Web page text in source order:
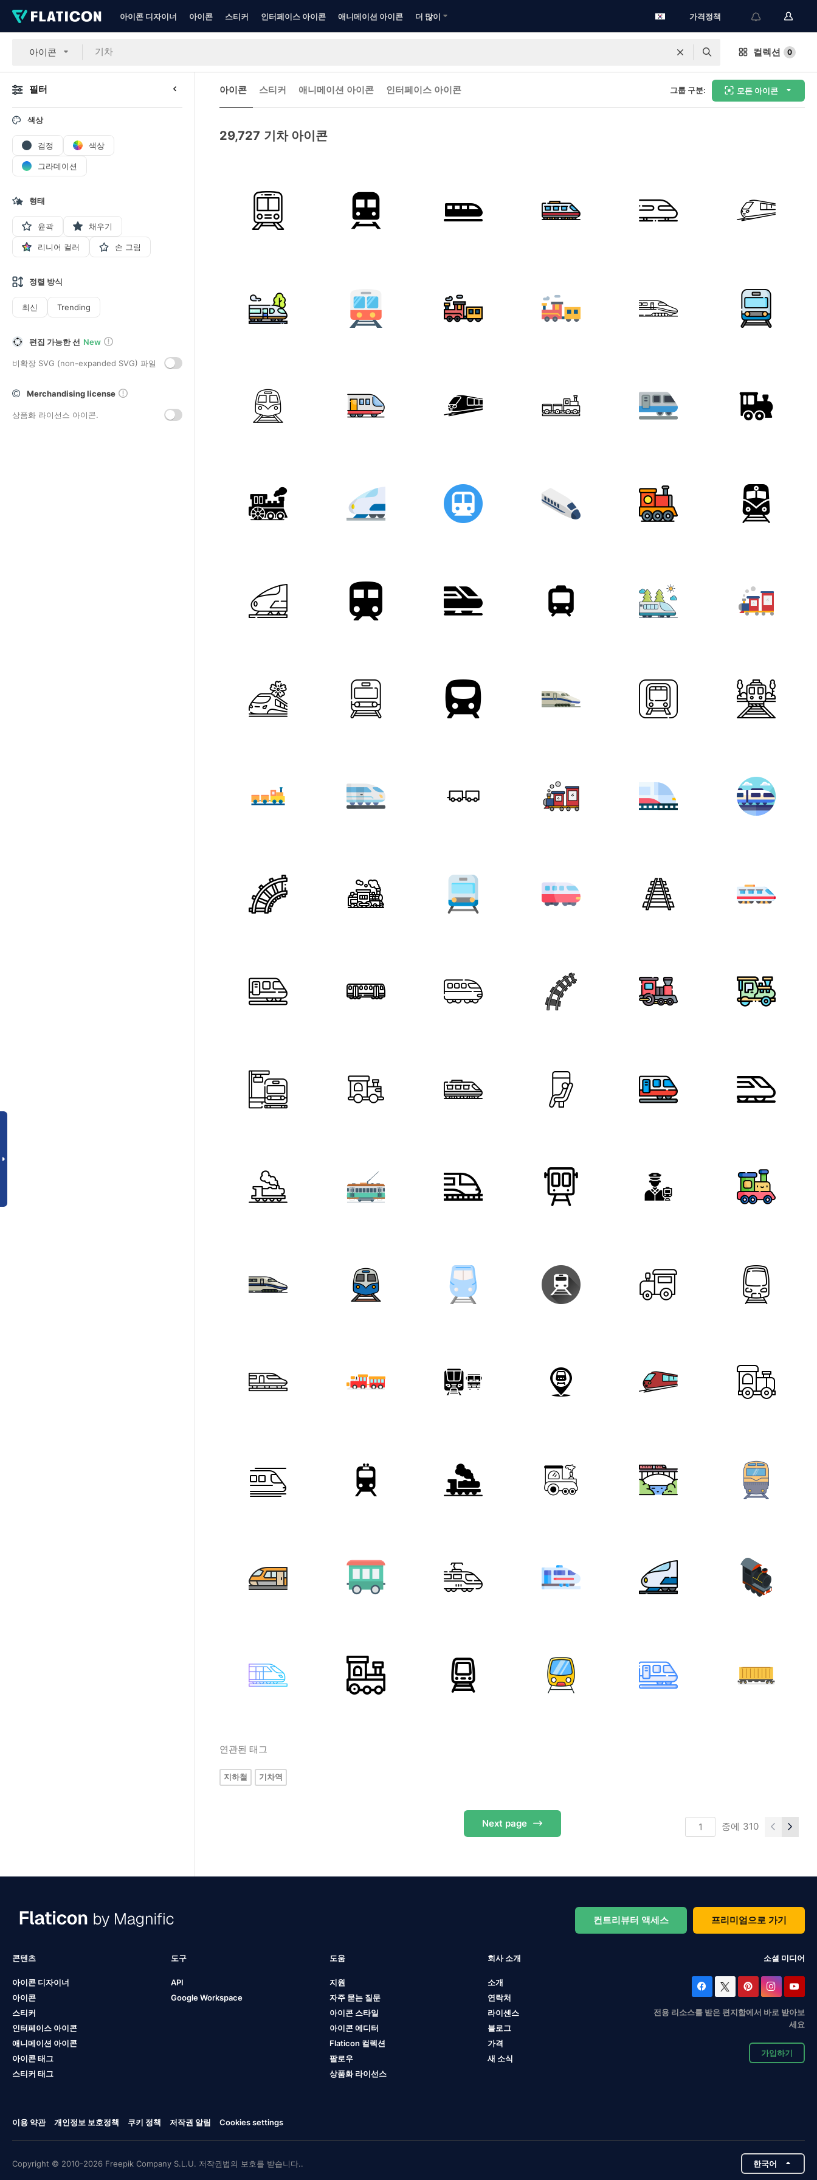
아이콘 디자이너 아이콘 스티커 인터페이스 아이콘 애니메이션 아이콘 더 많이 가격정책
아이콘 컬렉션 0
필터
색상
검정 색상
그라데이션
형태
윤곽 채우기
리니어 컬러 손 그림
정렬 방식
최신 Trending
편집 가능한 선 New
비확장 SVG (non-expanded SVG) 파일
Merchandising license
상품화 라이선스 아이콘.
아이콘 스티커 애니메이션 아이콘 인터페이스 아이콘 그룹 구분: 모든 아이콘
29,727 기차 아이콘
연관된 태그
지하철 기차역
Next page 중에 310
컨트리뷰터 액세스 프리미엄으로 가기
콘텐츠
아이콘 디자이너
아이콘
스티커
인터페이스 아이콘
애니메이션 아이콘
아이콘 태그
스티커 태그
도구
API
Google Workspace
도움
지원
자주 묻는 질문
아이콘 스타일
아이콘 에디터
Flaticon 컬렉션
팔로우
상품화 라이선스
회사 소개
소개
연락처
라이센스
블로그
가격
새 소식
소셜 미디어
전용 리소스를 받은 편지함에서 바로 받아보
세요
가입하기
이용 약관 개인정보 보호정책 쿠키 정책 저작권 알림 Cookies settings
Copyright © 2010-2026 Freepik Company S.L.U. 저작권법의 보호를 받습니다.. 한국어